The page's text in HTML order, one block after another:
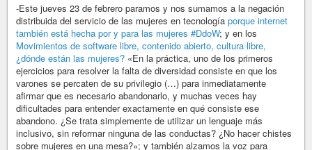
-Este jueves 23 de febrero paramos y nos sumamos a la negación
distribuida del servicio de las mujeres en tecnología porque internet
también está hecha por y para las mujeres #DdoW; y en los
Movimientos de software libre, contenido abierto, cultura libre,
¿dónde están las mujeres? «En la práctica, uno de los primeros
ejercicios para resolver la falta de diversidad consiste en que los
varones se percaten de su privilegio (…) para inmediatamente
afirmar que es necesario abandonarlo, y muchas veces hay
dificultades para entender exactamente en qué consiste ese
abandono. ¿Se trata simplemente de utilizar un lenguaje más
inclusivo, sin reformar ninguna de las conductas? ¿No hacer chistes
sobre mujeres en una mesa?»; y también alzamos la voz para